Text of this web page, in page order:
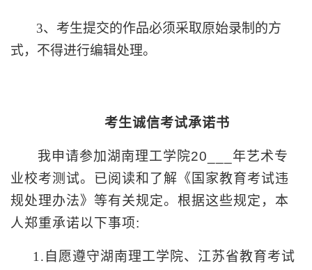
3、考生提交的作品必须采取原始录制的方
式，不得进行编辑处理。
考生诚信考试承诺书
我申请参加湖南理工学院20___ 年艺术专
业校考测试。已阅读和了解《国家教育考试违
规处理办法》等有关规定。根据这些规定，本
人郑重承诺以下事项:
1. 自愿遵守湖南理工学院、江苏省教育考试